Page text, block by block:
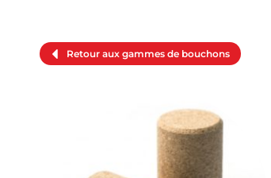
Retour aux gammes de bouchons